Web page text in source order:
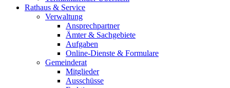
Rathaus & Service
Verwaltung
Ansprechpartner
Ämter & Sachgebiete
Aufgaben
Online-Dienste & Formulare
Gemeinderat
Mitglieder
Ausschüsse